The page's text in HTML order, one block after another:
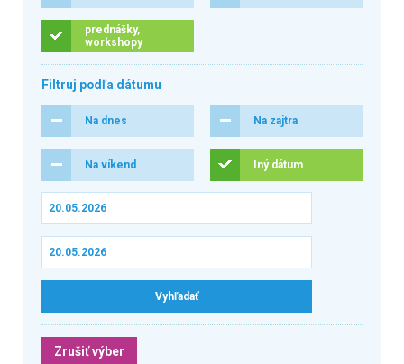
prednášky,
workshopy
Filtruj podľa dátumu
Na dnes Na zajtra
Na víkend Iný dátum
Zrušiť výber